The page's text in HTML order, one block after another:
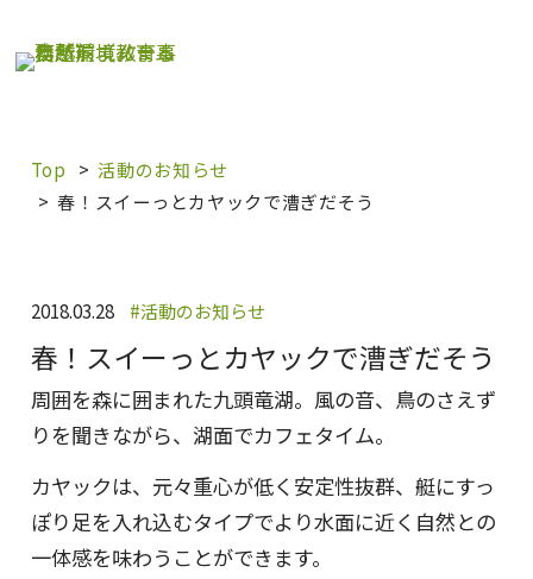
容
Top
活動のお知らせ
春！スイーっとカヤックで漕ぎだそう
2018.03.28 活動のお知らせ
春！スイーっとカヤックで漕ぎだそう
周囲を森に囲まれた九頭竜湖。風の音、鳥のさえず
りを聞きながら、湖面でカフェタイム。
カヤックは、元々重心が低く安定性抜群、艇にすっ
ぽり足を入れ込むタイプでより水面に近く自然との
一体感を味わうことができます。